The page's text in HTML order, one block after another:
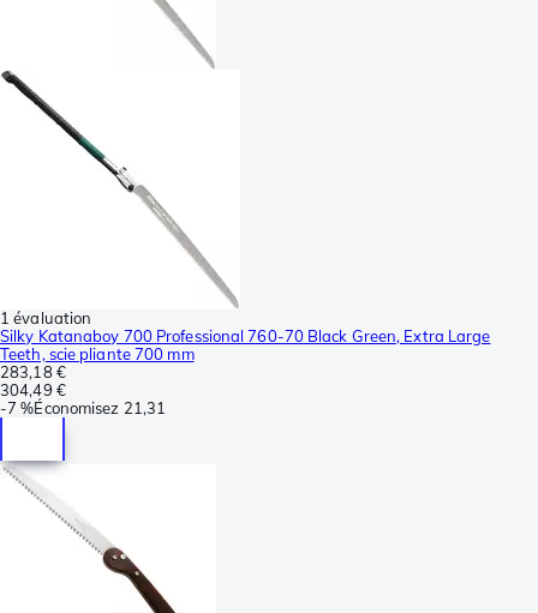
1 évaluation
Silky Katanaboy 700 Professional 760-70 Black Green, Extra Large
Teeth, scie pliante 700 mm
283,18 €
304,49 €
-7 %Économisez 21,31